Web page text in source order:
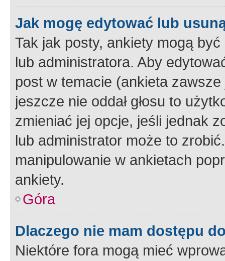
Jak mogę edytować lub
Tak jak posty, ankiety mogą
lub administratora. Aby
post w temacie (ankieta
jeszcze nie oddał głosu to
zmieniać jej opcje, jeśli jednak
lub administrator może to
manipulowanie w ankietach
ankiety.
Góra
Dlaczego nie mam dostępu
Niektóre fora mogą mieć